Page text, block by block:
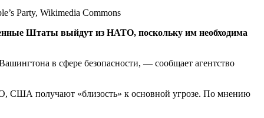
Party, Wikimedia Commons
Штаты выйдут из НАТО, поскольку им необходима
в сфере безопасности, — сообщает агентство
США получают «близость» к основной угрозе. По мнению